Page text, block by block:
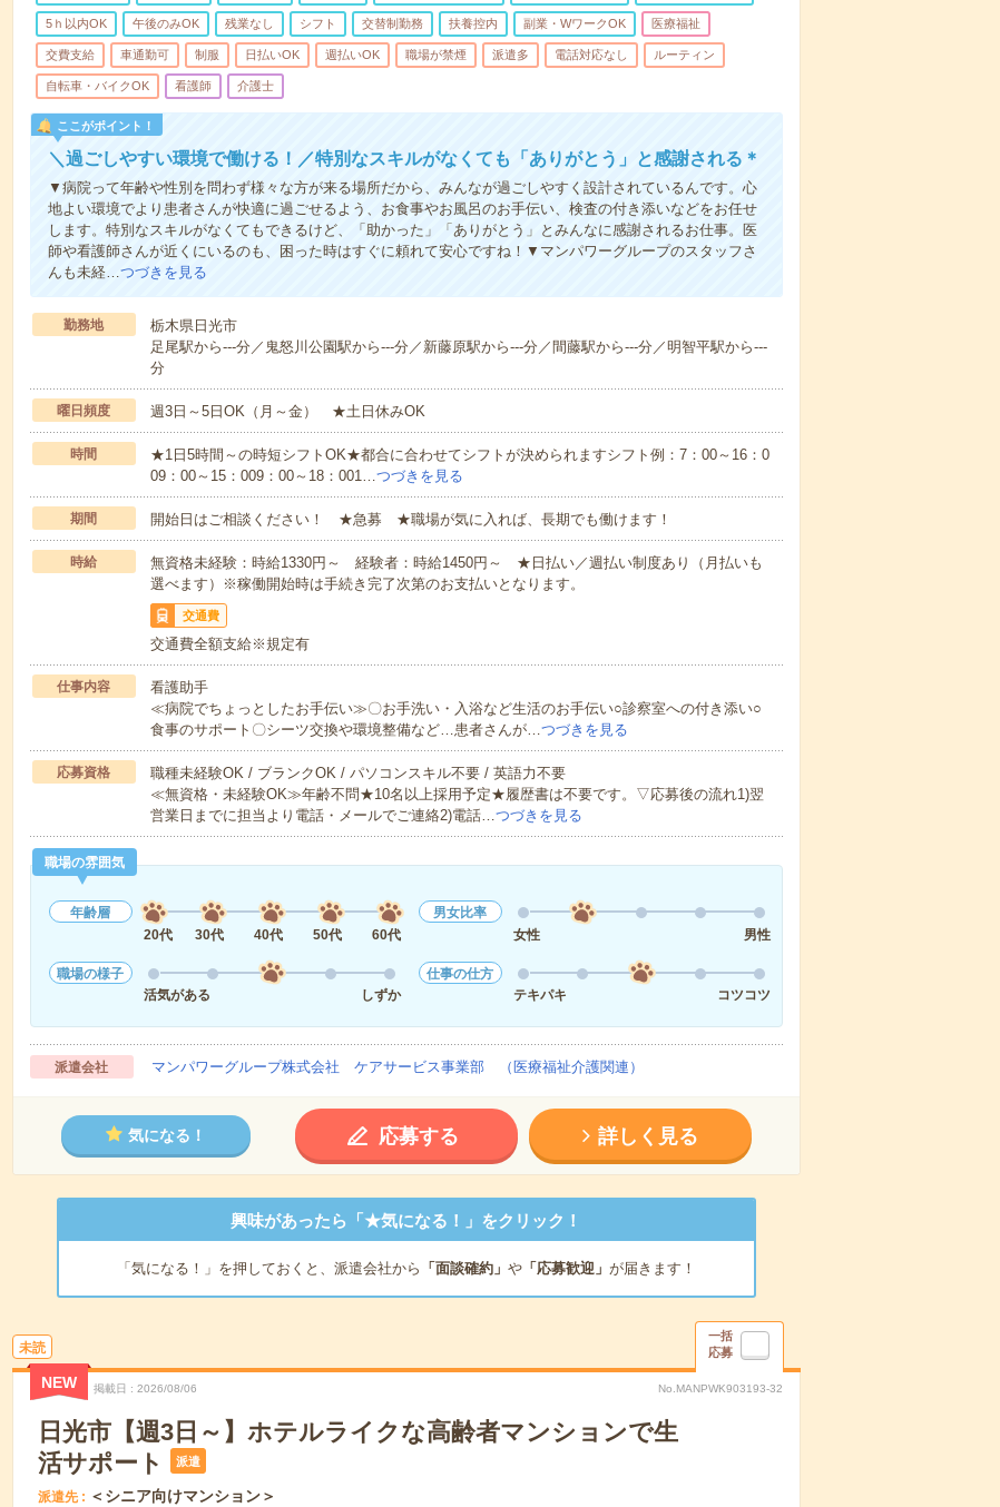
5ｈ以内OK 午後のみOK 残業なし シフト 交替制勤務 扶養控内 副業・WワークOK 医療福祉
交費支給 車通勤可 制服 日払いOK 週払いOK 職場が禁煙 派遣多 電話対応なし ルーティン
自転車・バイクOK 看護師 介護士
ここがポイント！
＼過ごしやすい環境で働ける！／特別なスキルがなくても「ありがとう」と感謝される＊
▼病院って年齢や性別を問わず様々な方が来る場所だから、みんなが過ごしやすく設計されているんです。心
地よい環境でより患者さんが快適に過ごせるよう、お食事やお風呂のお手伝い、検査の付き添いなどをお任せ
します。特別なスキルがなくてもできるけど、「助かった」「ありがとう」とみんなに感謝されるお仕事。医
師や看護師さんが近くにいるのも、困った時はすぐに頼れて安心ですね！▼マンパワーグループのスタッフさ
んも未経…つづきを見る
勤務地
栃木県日光市
足尾駅から---分／鬼怒川公園駅から---分／新藤原駅から---分／間藤駅から---分／明智平駅から---
分
曜日頻度 週3日～5日OK（月～金） ★土日休みOK
時間
★1日5時間～の時短シフトOK★都合に合わせてシフトが決められますシフト例：7：00～16：0
09：00～15：009：00～18：001…つづきを見る
期間 開始日はご相談ください！ ★急募 ★職場が気に入れば、長期でも働けます！
時給
無資格未経験：時給1330円～ 経験者：時給1450円～ ★日払い／週払い制度あり（月払いも
選べます）※稼働開始時は手続き完了次第のお支払いとなります。
交通費
交通費全額支給※規定有
仕事内容
看護助手
≪病院でちょっとしたお手伝い≫〇お手洗い・入浴など生活のお手伝い○診察室への付き添い○
食事のサポート〇シーツ交換や環境整備など…患者さんが…つづきを見る
応募資格
職種未経験OK / ブランクOK / パソコンスキル不要 / 英語力不要
≪無資格・未経験OK≫年齢不問★10名以上採用予定★履歴書は不要です。▽応募後の流れ1)翌
営業日までに担当より電話・メールでご連絡2)電話…つづきを見る
職場の雰囲気
年齢層
20代
30代 40代 50代 60代
男女比率
女性
男性
職場の様子
活気がある
しずか
仕事の仕方
テキパキ
コツコツ
派遣会社 マンパワーグループ株式会社 ケアサービス事業部 （医療福祉介護関連）
気になる！ 応募する 詳しく見る
興味があったら「★気になる！」をクリック！
「気になる！」を押しておくと、派遣会社から 「面談確約」 や「応募歓迎」 が届きます！
未読
一括
応募
NEW 掲載日 2026/08/06 No.MANPWK903193-32
日光市【週3日～】ホテルライクな高齢者マンションで生
活サポート
派遣
派遣先 ＜シニア向けマンション＞